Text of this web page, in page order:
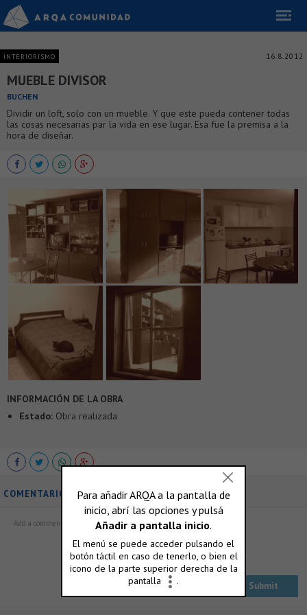
INTERIORISMO 16.8.2012
MUEBLE DIVISOR
BUCHEN
Dividir un loft, solo con un mueble. Y que este pueda contener todas
las cosas necesarias par la vida en ese lugar. Esa fue la premisa a la
hora de diseñar.
INFORMACIÓN DE LA OBRA
Estado: Obra realizada
COMENTARIOS
ó accedé con